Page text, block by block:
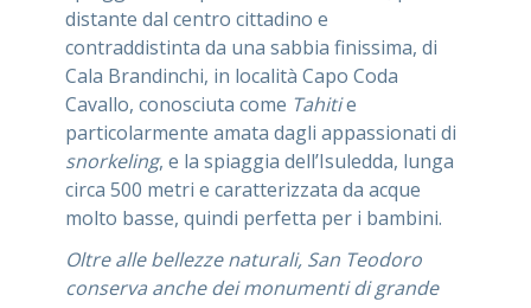
distante dal centro cittadino e
contraddistinta da una sabbia finissima, di
Cala Brandinchi, in località Capo Coda
Cavallo, conosciuta come Tahitie
particolarmente amata dagli appassionati di
snorkeling, e la spiaggia dell’Isuledda, lunga
circa 500 metri e caratterizzata da acque
molto basse, quindi perfetta per i bambini.
Oltre alle bellezze naturali, San Teodoro
conserva anche dei monumenti di grande